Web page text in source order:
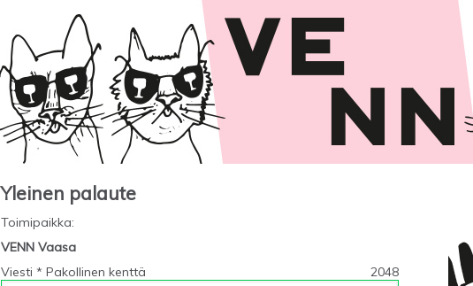
Yleinen palaute
Toimipaikka:
VENN Vaasa
Viesti * Pakollinen kenttä
2048